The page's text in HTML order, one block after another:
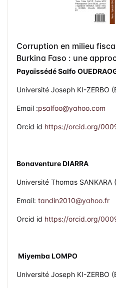
Corruption en milieu
Burkina Faso : une
Ouagadougou
Payaïssédé Salfo
Université Joseph KI-ZERBO
Email :psalfoo@yahoo.com
Orcid id https://orcid.org/
Bonaventure DIARRA
Université Thomas SANKARA
Email: tandin2010@yahoo.fr
Orcid id https://orcid.org/
Miyemba LOMPO
Université Joseph KI-ZERBO